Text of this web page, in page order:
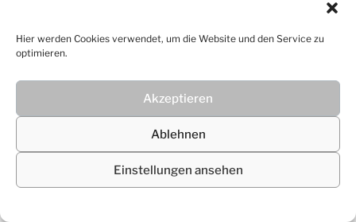
Hier werden Cookies verwendet, um die Website und den Service zu
optimieren.
Akzeptieren
Ablehnen
Einstellungen ansehen
© 2026Christiane Lüdtke